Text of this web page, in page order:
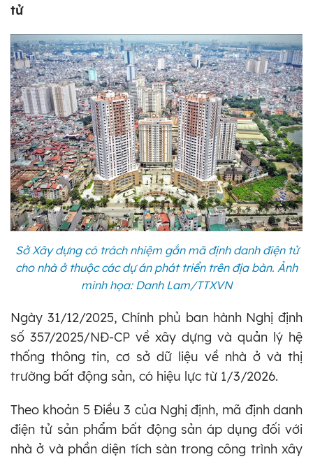
tử
Sở Xây dựng có trách nhiệm gắn mã định danh điện tử
cho nhà ở thuộc các dự án phát triển trên địa bàn. Ảnh
minh họa: Danh Lam/TTXVN
Ngày 31/12/2025, Chính phủ ban hành Nghị định
số 357/2025/NĐ-CP về xây dựng và quản lý hệ
thống thông tin, cơ sở dữ liệu về nhà ở và thị
trường bất động sản, có hiệu lực từ 1/3/2026.
Theo khoản 5 Điều 3 của Nghị định, mã định danh
điện tử sản phẩm bất động sản áp dụng đối với
nhà ở và phần diện tích sàn trong công trình xây